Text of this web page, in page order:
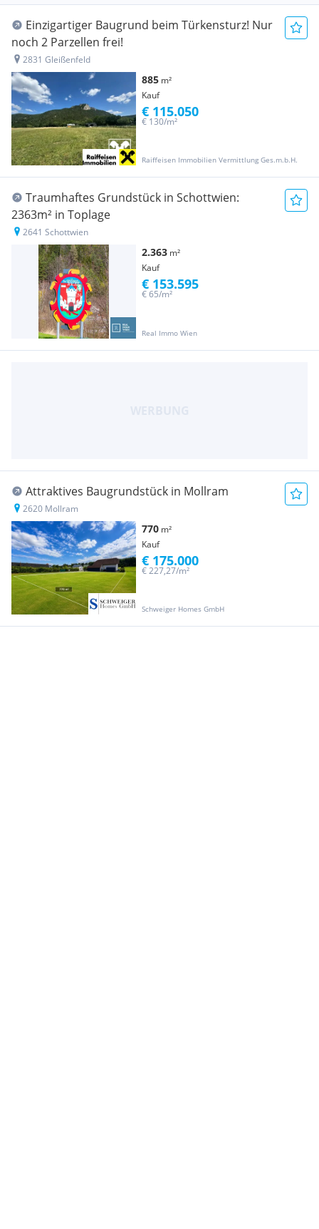
Einzigartiger Baugrund beim Türkensturz! Nur
noch 2 Parzellen frei!
2831 Gleißenfeld
885 m²
Kauf
Raiffeisen Immobilien Vermittlung Ges.m.b.H.
€ 130/m²
€ 115.050
Traumhaftes Grundstück in Schottwien:
2363m² in Toplage
2641 Schottwien
2.363 m²
Kauf
Real Immo Wien
€ 65/m²
€ 153.595
Attraktives Baugrundstück in Mollram
2620 Mollram
770 m²
Kauf
Schweiger Homes GmbH
€ 227,27/m²
€ 175.000